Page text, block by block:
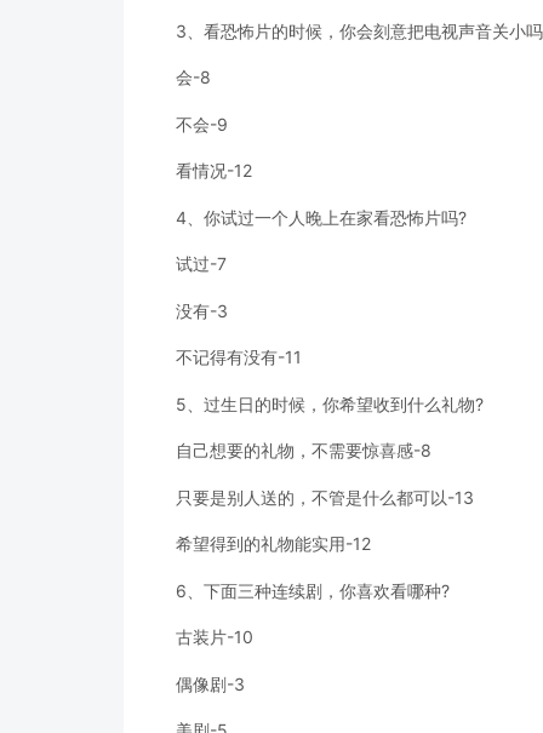
3、看恐怖片的时候，你会刻意把电视声音关小
会-8
不会-9
看情况-12
4、你试过一个人晚上在家看恐怖片吗?
试过-7
没有-3
不记得有没有-11
5、过生日的时候，你希望收到什么礼物?
自己想要的礼物，不需要惊喜感-8
只要是别人送的，不管是什么都可以-13
希望得到的礼物能实用-12
6、下面三种连续剧，你喜欢看哪种?
古装片-10
偶像剧-3